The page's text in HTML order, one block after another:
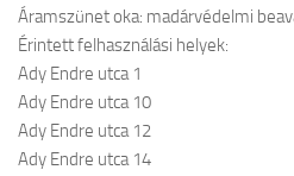
Áramszünet oka: madárvédelmi
Érintett felhasználási helyek:
Ady Endre utca 1
Ady Endre utca 10
Ady Endre utca 12
Ady Endre utca 14